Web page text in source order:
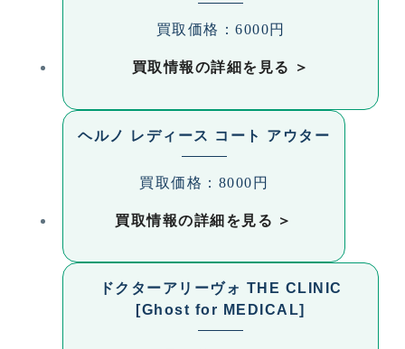
町、向山西町、向山町、向草間町、牟呂市場町、牟
牟呂中村町、牟呂町、森岡町、柳生町、八通町、山
田一番町、山田二番町、山田三番町、山田町（瀬
戸、郷、西山）、山田町（その他）、弥生町、有楽
町、横須賀町、吉川町、吉前町、若松町
買取価格：6000円
買取情報の詳細を見る
ヘルノ レディース コート アウター
買取価格：8000円
買取情報の詳細を見る
ドクターアリーヴォ THE CLINIC
[Ghost for MEDICAL]